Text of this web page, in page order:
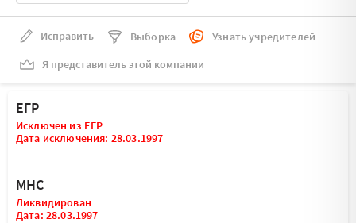
Исправить Выборка
Узнать учредителей
Я представитель этой компании
ЕГР
Исключен из ЕГР
Дата исключения: 28.03.1997
МНС
Ликвидирован
Дата: 28.03.1997